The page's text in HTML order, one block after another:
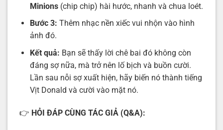
Minions(chip chip) hài hước, nhanh và chua loét.
Bước 3: Thêm nhạc nền xiếc vui nhộn vào hình
ảnh đó.
Kết quả: Bạn sẽ thấy lời chê bai đó không còn
đáng sợ nữa, mà trở nên lố bịch và buồn cười.
Lần sau nỗi sợ xuất hiện, hãy biến nó thành tiếng
Vịt Donald và cười vào mặt nó.
👉 HỎI ĐÁP CÙNG TÁC GIẢ (Q&A):